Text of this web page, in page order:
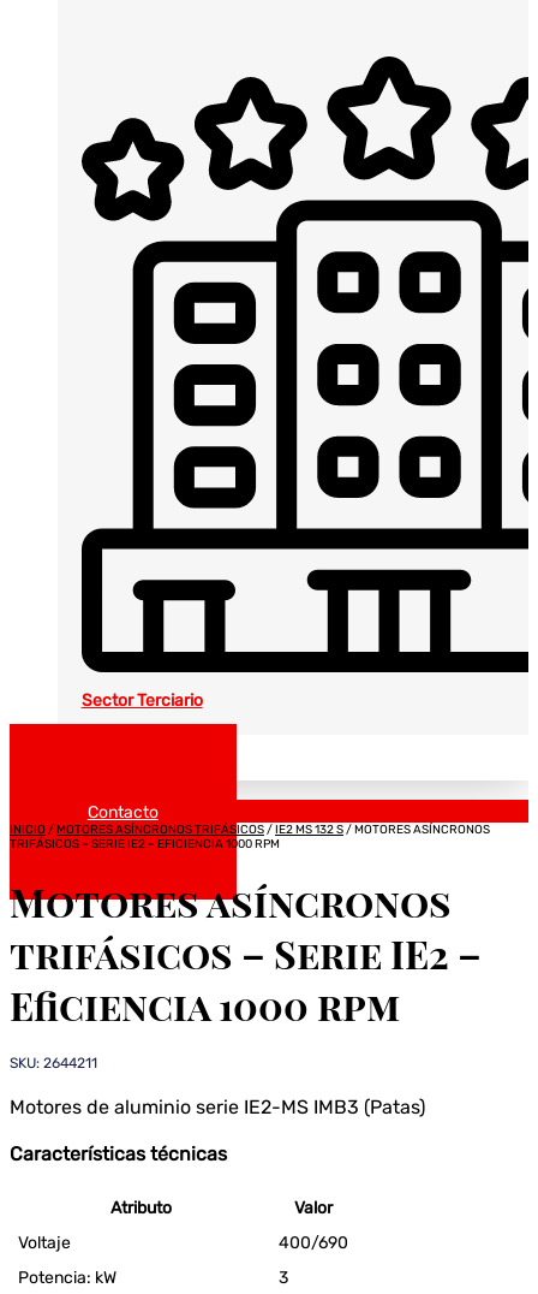
Sector Terciario
Contacto
INICIO/MOTORES ASÍNCRONOS TRIFÁSICOS/IE2 MS 132 S/ MOTORES ASÍNCRONOS
TRIFÁSICOS – SERIE IE2 – EFICIENCIA 1000 RPM
Motores asíncronos
trifásicos – Serie IE2 –
Eficiencia 1000 rpm
SKU: 2644211
Motores de aluminio serie IE2-MS IMB3 (Patas)
Características técnicas
Atributo
Valor
Voltaje
400/690
Potencia: kW
3